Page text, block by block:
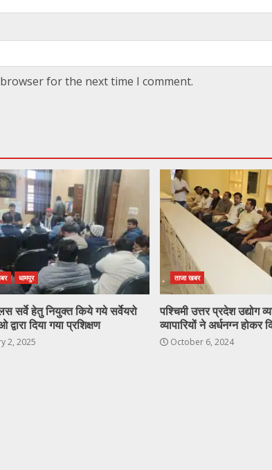
for the next time I comment.
धामपुर
सर्वे हेतु नियुक्त किये गये सर्वेयरो
द्वारा दिया गया प्रशिक्षण
2, 2025
ताजा खबर
पश्चिमी उत्तर प्रदेश उद्योग
व्यापारियों ने अर्धनग्न होकर
October 6, 2024